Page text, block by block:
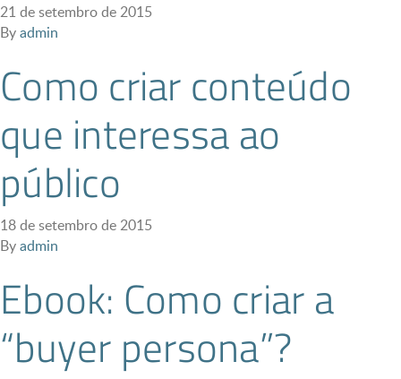
21 de setembro de 2015
Byadmin
Como criar conteúdo
que interessa ao
público
18 de setembro de 2015
Byadmin
Ebook: Como criar a
“buyer persona”?